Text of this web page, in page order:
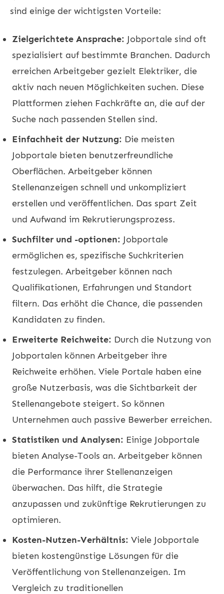
sind einige der wichtigsten Vorteile:
Zielgerichtete Ansprache: Jobportale sind oft
spezialisiert auf bestimmte Branchen. Dadurch
erreichen Arbeitgeber gezielt Elektriker, die
aktiv nach neuen Möglichkeiten suchen. Diese
Plattformen ziehen Fachkräfte an, die auf der
Suche nach passenden Stellen sind.
Einfachheit der Nutzung: Die meisten
Jobportale bieten benutzerfreundliche
Oberflächen. Arbeitgeber können
Stellenanzeigen schnell und unkompliziert
erstellen und veröffentlichen. Das spart Zeit
und Aufwand im Rekrutierungsprozess.
Suchfilter und -optionen: Jobportale
ermöglichen es, spezifische Suchkriterien
festzulegen. Arbeitgeber können nach
Qualifikationen, Erfahrungen und Standort
filtern. Das erhöht die Chance, die passenden
Kandidaten zu finden.
Erweiterte Reichweite: Durch die Nutzung von
Jobportalen können Arbeitgeber ihre
Reichweite erhöhen. Viele Portale haben eine
große Nutzerbasis, was die Sichtbarkeit der
Stellenangebote steigert. So können
Unternehmen auch passive Bewerber erreichen.
Statistiken und Analysen: Einige Jobportale
bieten Analyse-Tools an. Arbeitgeber können
die Performance ihrer Stellenanzeigen
überwachen. Das hilft, die Strategie
anzupassen und zukünftige Rekrutierungen zu
optimieren.
Kosten-Nutzen-Verhältnis: Viele Jobportale
bieten kostengünstige Lösungen für die
Veröffentlichung von Stellenanzeigen. Im
Vergleich zu traditionellen